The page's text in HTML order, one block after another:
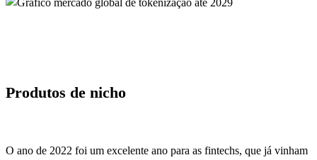
Produtos de nicho
O ano de 2022 foi um excelente ano para as fintechs, que já vinham